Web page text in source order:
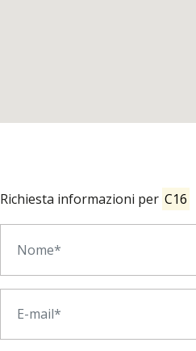
Richiesta informazioni per C16